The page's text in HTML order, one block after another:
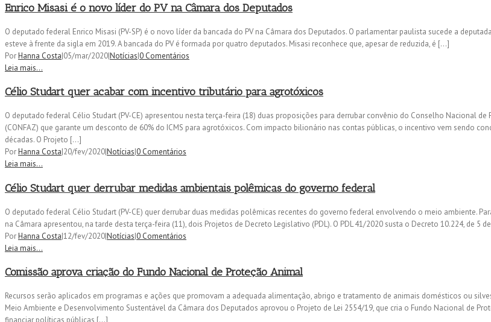
Enrico Misasi é o novo líder do PV na Câmara dos Deputados
O deputado federal Enrico Misasi (PV-SP) é o novo líder da bancada do PV na Câmara dos Deputados. O parlamentar paulista sucede a deputada
esteve à frente da sigla em 2019. A bancada do PV é formada por quatro deputados. Misasi reconhece que, apesar de reduzida, é […]
PorHanna Costa|05/mar/2020|Notícias|0 Comentários
Leia mais...
Célio Studart quer acabar com incentivo tributário para agrotóxicos
O deputado federal Célio Studart (PV-CE) apresentou nesta terça-feira (18) duas proposições para derrubar convênio do Conselho Nacional de
(CONFAZ) que garante um desconto de 60% do ICMS para agrotóxicos. Com impacto bilionário nas contas públicas, o incentivo vem sendo
décadas. O Projeto […]
PorHanna Costa|20/fev/2020|Notícias|0 Comentários
Leia mais...
Célio Studart quer derrubar medidas ambientais polêmicas do governo federal
O deputado federal Célio Studart (PV-CE) quer derrubar duas medidas polêmicas recentes do governo federal envolvendo o meio ambiente.
na Câmara apresentou, na tarde desta terça-feira (11), dois Projetos de Decreto Legislativo (PDL). O PDL 41/2020 susta o Decreto 10.224, de 5
PorHanna Costa|12/fev/2020|Notícias|0 Comentários
Leia mais...
Comissão aprova criação do Fundo Nacional de Proteção Animal
Recursos serão aplicados em programas e ações que promovam a adequada alimentação, abrigo e tratamento de animais domésticos ou
Meio Ambiente e Desenvolvimento Sustentável da Câmara dos Deputados aprovou o Projeto de Lei 2554/19, que cria o Fundo Nacional de